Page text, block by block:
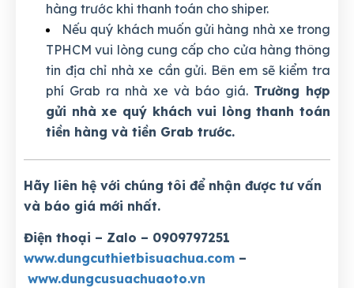
hàng trước khi thanh toán cho shiper.
Nếu quý khách muốn gửi hàng nhà xe trong
TPHCM vui lòng cung cấp cho cửa hàng thông
tin địa chỉ nhà xe cần gửi. Bên em sẽ kiểm tra
phí Grab ra nhà xe và báo giá. Trường hợp
gửi nhà xe quý khách vui lòng thanh toán
tiền hàng và tiền Grab trước.
Hãy liên hệ với chúng tôi để nhận được tư vấn
và báo giá mới nhất.
Điện thoại – Zalo – 0909797251
www.dungcuthietbisuachua.com –
www.dungcusuachuaoto.vn